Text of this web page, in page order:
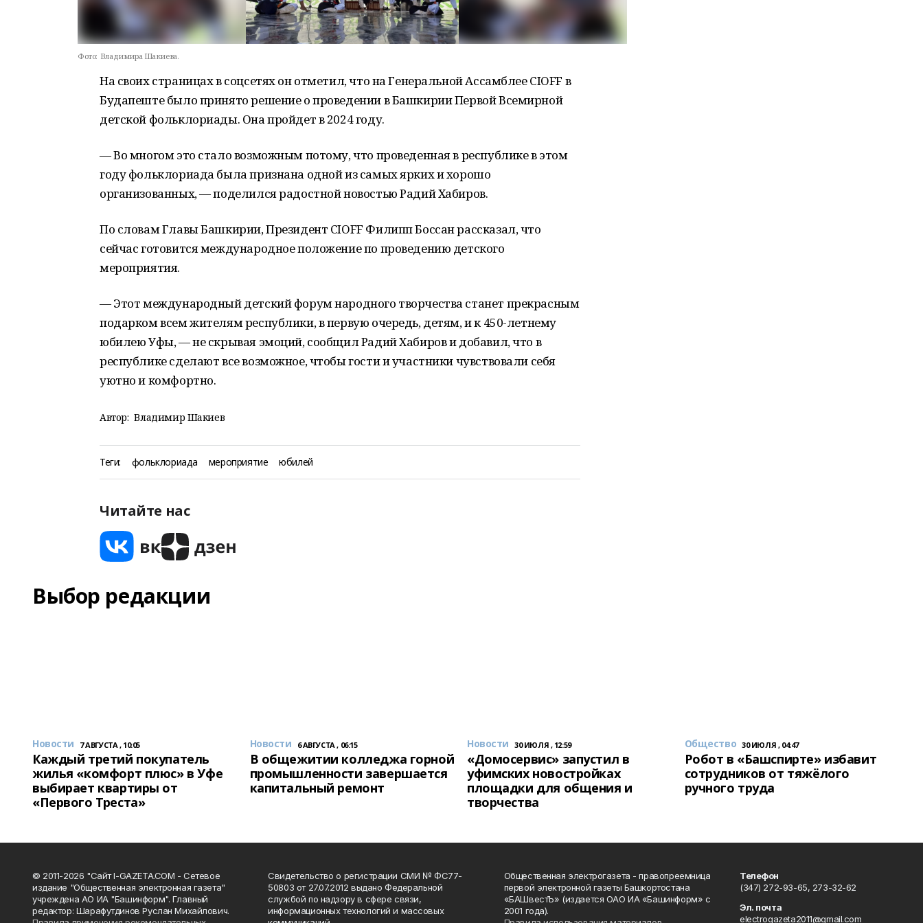
Фото: Владимира Шакиева.
На своих страницах в соцсетях он отметил, что на Генеральной Ассамблее CIOFF в
Будапеште было принято решение о проведении в Башкирии Первой Всемирной
детской фольклориады. Она пройдет в 2024 году.
— Во многом это стало возможным потому, что проведенная в республике в этом
году фольклориада была признана одной из самых ярких и хорошо
организованных, — поделился радостной новостью Радий Хабиров.
По словам Главы Башкирии, Президент CIOFF Филипп Боссан рассказал, что
сейчас готовится международное положение по проведению детского
мероприятия.
— Этот международный детский форум народного творчества станет прекрасным
подарком всем жителям республики, в первую очередь, детям, и к 450-летнему
юбилею Уфы, — не скрывая эмоций, сообщил Радий Хабиров и добавил, что в
республике сделают все возможное, чтобы гости и участники чувствовали себя
уютно и комфортно.
Автор: Владимир Шакиев
Теги: фольклориада мероприятие юбилей
Читайте нас
Выбор редакции
Новости 7 АВГУСТА , 10:05
Каждый третий покупатель
жилья «комфорт плюс» в Уфе
выбирает квартиры от
«Первого Треста»
Новости 6 АВГУСТА , 06:15
В общежитии колледжа горной
промышленности завершается
капитальный ремонт
Новости 30 ИЮЛЯ , 12:59
«Домосервис» запустил в
уфимских новостройках
площадки для общения и
творчества
Общество 30 ИЮЛЯ , 04:47
Робот в «Башспирте» избавит
сотрудников от тяжёлого
ручного труда
© 2011-2026 "Сайт I-GAZETA.COM - Сетевое
издание "Общественная электронная газета"
учреждена АО ИА "Башинформ". Главный
редактор: Шарафутдинов Руслан Михайлович.
Свидетельство о регистрации СМИ № ФС77-
50803 от 27.07.2012 выдано Федеральной
службой по надзору в сфере связи,
информационных технологий и массовых
Общественная электрогазета - правопреемница
первой электронной газеты Башкортостана
«БАШвестЪ» (издается ОАО ИА «Башинформ» с
2001 года).
Телефон
(347) 272-93-65, 273-32-62
Эл. почта
electrogazeta2011@gmail.com